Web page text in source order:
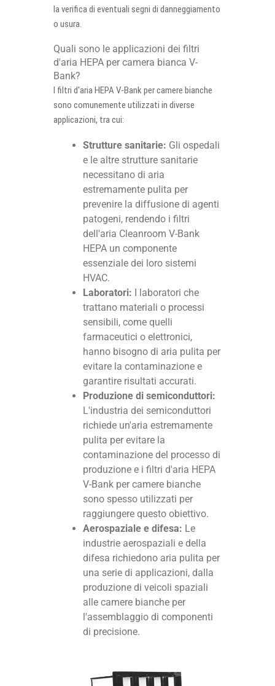
la verifica di eventuali segni di danneggiamento
o usura.
Quali sono le applicazioni dei filtri
d'aria HEPA per camera bianca V-
Bank?
I filtri d'aria HEPA V-Bank per camere bianche
sono comunemente utilizzati in diverse
applicazioni, tra cui:
Strutture sanitarie: Gli ospedali
e le altre strutture sanitarie
necessitano di aria
estremamente pulita per
prevenire la diffusione di agenti
patogeni, rendendo i filtri
dell'aria Cleanroom V-Bank
HEPA un componente
essenziale dei loro sistemi
HVAC.
Laboratori: I laboratori che
trattano materiali o processi
sensibili, come quelli
farmaceutici o elettronici,
hanno bisogno di aria pulita per
evitare la contaminazione e
garantire risultati accurati.
Produzione di semiconduttori:
L'industria dei semiconduttori
richiede un'aria estremamente
pulita per evitare la
contaminazione del processo di
produzione e i filtri d'aria HEPA
V-Bank per camere bianche
sono spesso utilizzati per
raggiungere questo obiettivo.
Aerospaziale e difesa: Le
industrie aerospaziali e della
difesa richiedono aria pulita per
una serie di applicazioni, dalla
produzione di veicoli spaziali
alle camere bianche per
l'assemblaggio di componenti
di precisione.